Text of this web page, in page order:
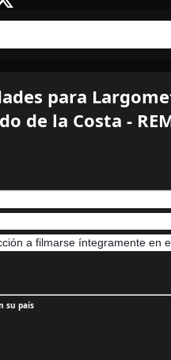
para
de la Costa -
a filmarse íntegramente en
su país